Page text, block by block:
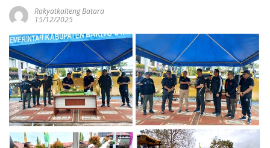
Rakyatkalteng Batara
15/12/2025